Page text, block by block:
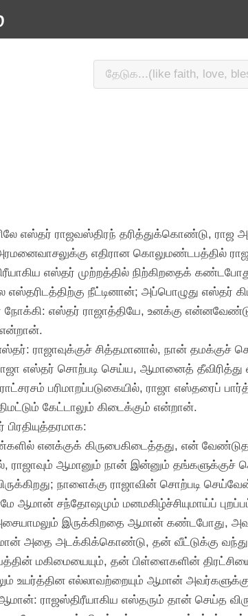
எஸ்தர் ராஜவஸ்திரந் தரித்துக்கொண்டு, ராஜ
எதிரான கொலுமண்டபத்தில்
எஸ்தர் முற்றத்தில் நிற்கிறதைக்
நீட்டினான்; அப்பொழுது எஸ்தர்
எஸ்தர் ராஜாத்தியே, உனக்கு
ராஜாவுக்குச் சித்தமானால், நான் தமக்குச்
எஸ்தர் சொற்படி செய்ய, ஆமானைத் தீவிரித்து
பரிமாறப்படுகையில், ராஜா
கேட்டாலும் கிடைக்கும் என்றான்.
எனக்குக் கிருபைகிடைத்தது, என்
ராஜாவும் ஆமானும் நான் இன்னும்
நாளைக்கு ராஜாவின் சொற்படி
ஆமான் சந்தோஷமும் மனமகிழ்ச்சியுமாய்ப்
அசையாமலும் இருக்கிறதை ஆமான் கண்டபோது,
அதை அடக்கிக்கொண்டு, தன் வீட்டுக்கு வந்து,
மகிமையையும், தன் பிள்ளைகளின்
உயர்த்தின எல்லாவற்றையும் ஆமான்
ராஜஸ்திரீயாகிய எஸ்தரும் தான் செய்த